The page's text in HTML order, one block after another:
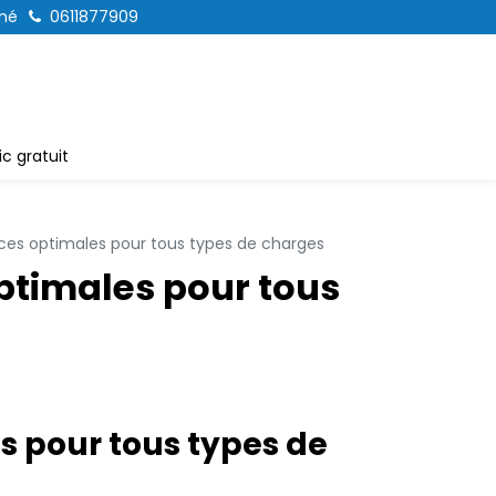
0611877909
gratuit
optimales pour tous types de charges
pour tous
pour tous types de